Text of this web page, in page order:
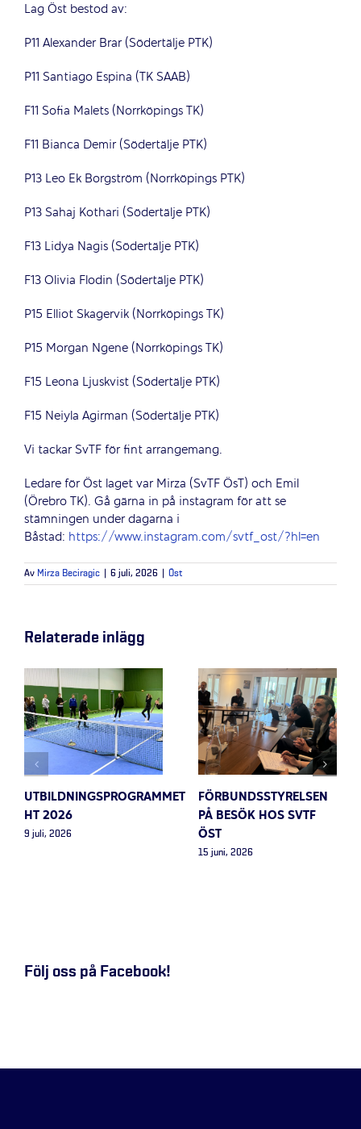
Lag Öst bestod av:
P11 Alexander Brar (Södertälje PTK)
P11 Santiago Espina (TK SAAB)
F11 Sofia Malets (Norrköpings TK)
F11 Bianca Demir (Södertälje PTK)
P13 Leo Ek Borgström (Norrköpings PTK)
P13 Sahaj Kothari (Södertälje PTK)
F13 Lidya Nagis (Södertälje PTK)
F13 Olivia Flodin (Södertälje PTK)
P15 Elliot Skagervik (Norrköpings TK)
P15 Morgan Ngene (Norrköpings TK)
F15 Leona Ljuskvist (Södertälje PTK)
F15 Neiyla Agirman (Södertälje PTK)
Vi tackar SvTF för fint arrangemang.
Ledare för Öst laget var Mirza (SvTF ÖsT) och Emil
(Örebro TK). Gå gärna in på instagram för att se
stämningen under dagarna i
Båstad: https://www.instagram.com/svtf_ost/?hl=en
Av Mirza Beciragic 6 juli, 2026 Öst
Relaterade inlägg
UTBILDNINGSPROGRAMMET
HT 2026
9 juli, 2026
FÖRBUNDSSTYRELSEN
PÅ BESÖK HOS SVTF
ÖST
15 juni, 2026
Följ oss på Facebook!